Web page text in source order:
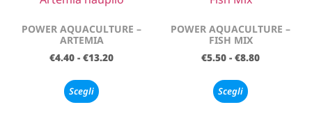
POWER AQUACULTURE –
ARTEMIA
€4.40 - €13.20
Scegli
POWER AQUACULTURE –
FISH MIX
€5.50 - €8.80
Scegli